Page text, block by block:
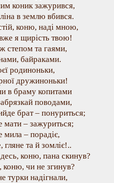
коник зажурився,
в землю вбився.
коню, наді мною,
я щирість твою!
степом та гаями,
байраками.
родиноньки,
дружиноньки!
в браму копитами
поводами,
брат – понуриться;
мати – зажуриться;
мила – порадіє,
гляне та й зомліє!..
коню, пана скинув?
чи не згинув?
турки надігнали,